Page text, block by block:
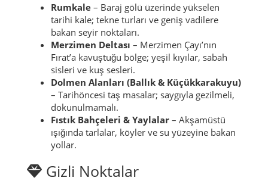
Rumkale – Baraj gölü üzerinde yükselen
tarihi kale; tekne turları ve geniş vadilere
bakan seyir noktaları.
Merzimen Deltası – Merzimen Çayı’nın
Fırat’a kavuştuğu bölge; yeşil kıyılar, sabah
sisleri ve kuş sesleri.
Dolmen Alanları (Ballık & Küçükkarakuyu)
– Tarihöncesi taş masalar; saygıyla gezilmeli,
dokunulmamalı.
Fıstık Bahçeleri & Yaylalar – Akşamüstü
ışığında tarlalar, köyler ve su yüzeyine bakan
yollar.
Gizli Noktalar